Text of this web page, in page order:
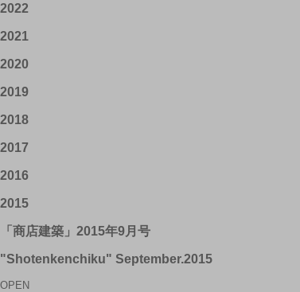
2022
2021
2020
2019
2018
2017
2016
2015
「商店建築」2015年9月号
"Shotenkenchiku" September.2015
OPEN